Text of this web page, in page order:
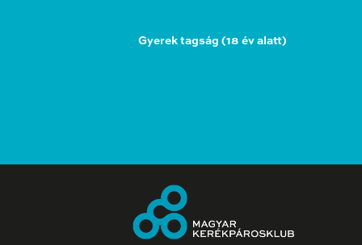
Gyerek tagság (18 év alatt)